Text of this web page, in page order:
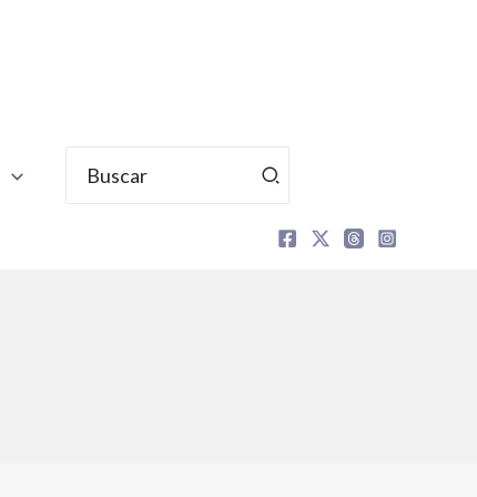
por: